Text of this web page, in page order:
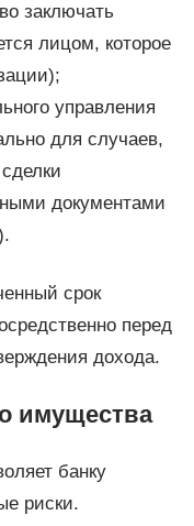
заключать
лицом, которое
управления
для случаев,
документами
срок
перед
дохода.
имущества
банку
риски.